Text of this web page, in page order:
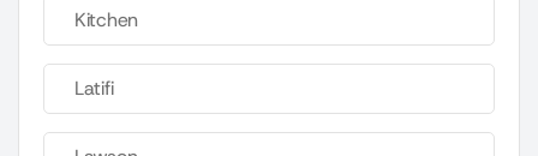
Kitchen
Latifi